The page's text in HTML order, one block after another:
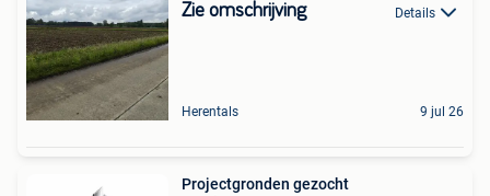
Zie omschrijving Details
Herentals 9 jul 26
Projectgronden gezocht